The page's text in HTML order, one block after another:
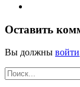
Оставить
Вы должны войти